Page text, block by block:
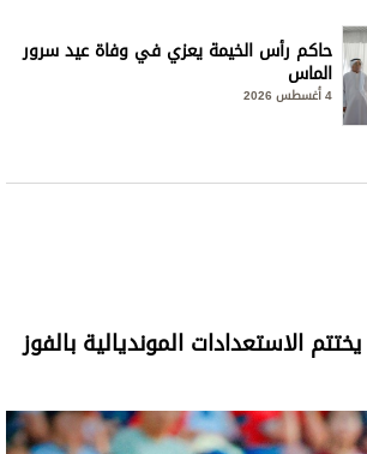
حاكم رأس الخيمة يعزي في وفاة عيد سرور
الماس
4 أغسطس 2026
الاستعدادات المونديالية بالفوز